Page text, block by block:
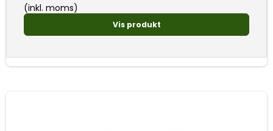
(inkl. moms)
Vis produkt